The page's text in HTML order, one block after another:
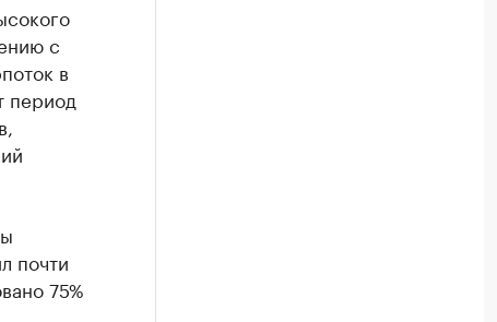
с
в
период
почти
75%